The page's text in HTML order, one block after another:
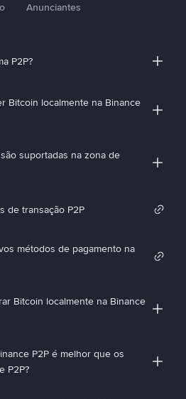
Anunciantes
P2P?
Bitcoin localmente na Binance
suportadas na zona de
de transação P2P
métodos de pagamento na
Bitcoin localmente na Binance
P2P é melhor que os
P2P?